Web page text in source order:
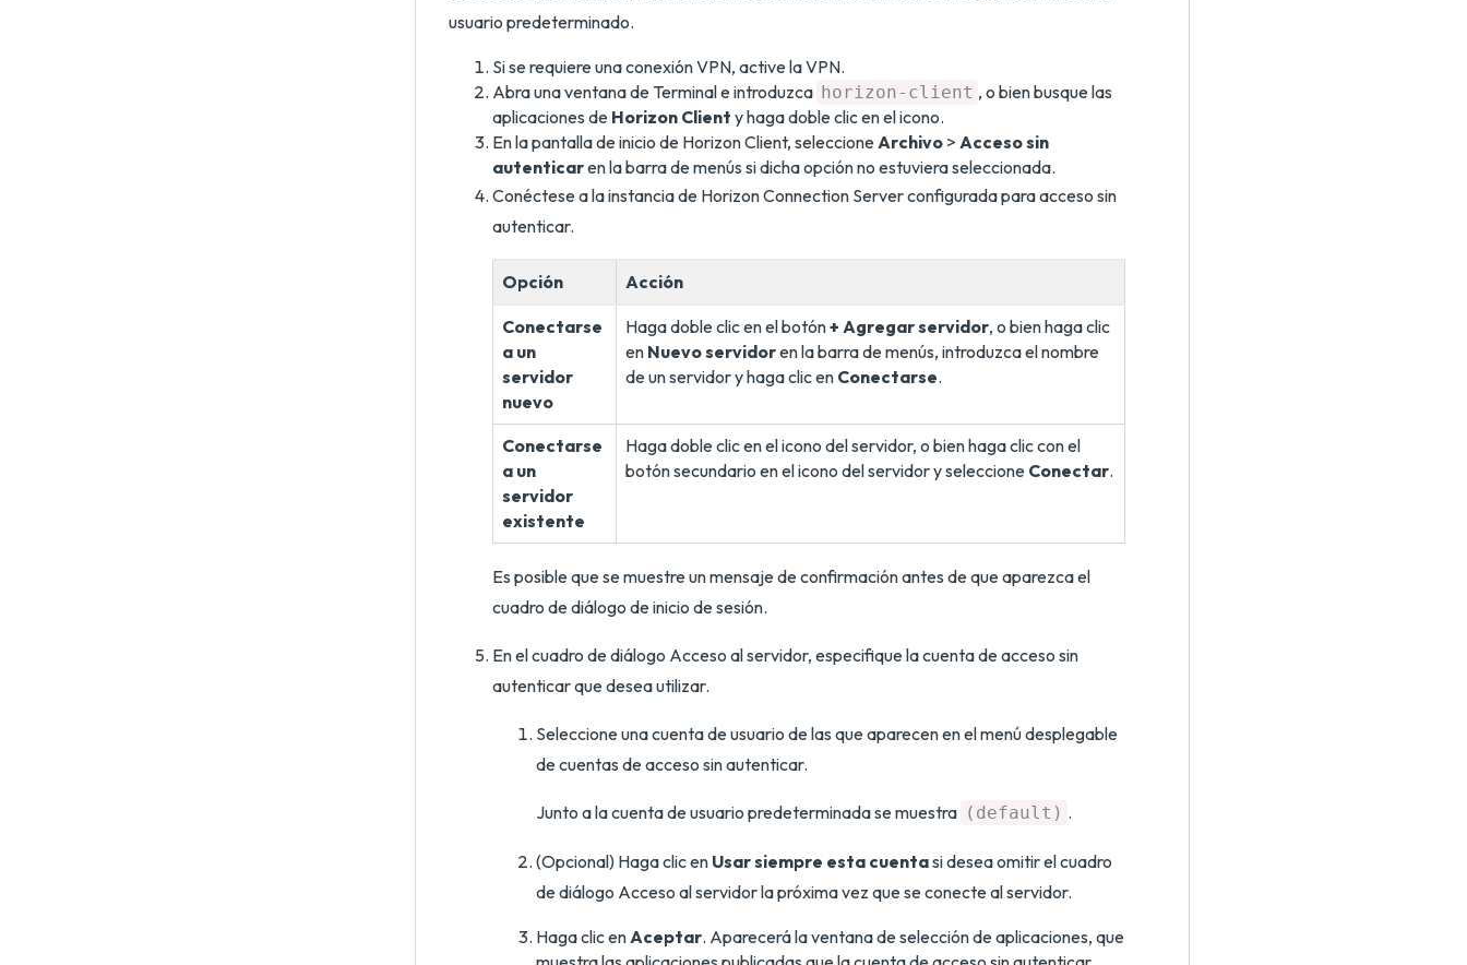
usuario predeterminado.
Si se requiere una conexión VPN, active la VPN.
Abra una ventana de Terminal e introduzca horizon-client , o bien busque las
aplicaciones de Horizon Client y haga doble clic en el icono.
En la pantalla de inicio de Horizon Client, seleccioneArchivo > Acceso sin
autenticaren la barra de menús si dicha opción no estuviera seleccionada.
Conéctese a la instancia de Horizon Connection Server configurada para acceso sin
autenticar.
Opción Acción
Conectarse
a un
servidor
nuevo
Haga doble clic en el botón+ Agregar servidor, o bien haga clic
en Nuevo servidoren la barra de menús, introduzca el nombre
de un servidor y haga clic en Conectarse.
Conectarse
a un
servidor
existente
Haga doble clic en el icono del servidor, o bien haga clic con el
botón secundario en el icono del servidor y seleccione Conectar.
Es posible que se muestre un mensaje de confirmación antes de que aparezca el
cuadro de diálogo de inicio de sesión.
En el cuadro de diálogo Acceso al servidor, especifique la cuenta de acceso sin
autenticar que desea utilizar.
Seleccione una cuenta de usuario de las que aparecen en el menú desplegable
de cuentas de acceso sin autenticar.
Junto a la cuenta de usuario predeterminada se muestra (default) .
(Opcional) Haga clic en Usar siempre esta cuentasi desea omitir el cuadro
de diálogo Acceso al servidor la próxima vez que se conecte al servidor.
Haga clic enAceptar. Aparecerá la ventana de selección de aplicaciones, que